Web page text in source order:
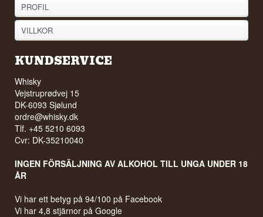
PROFIL
VILLKOR
KUNDSERVICE
Whisky
Vejstruprødvej 15
DK-6093 Sjølund
ordre@whisky.dk
Tlf. +45 5210 6093
Cvr: DK-35210040
INGEN FÖRSÄLJNING AV ALKOHOL TILL UNGA UNDER 18
ÅR
Vi har ett betyg på 94/100 på Facebook
Vi har 4,8 stjärnor på Google